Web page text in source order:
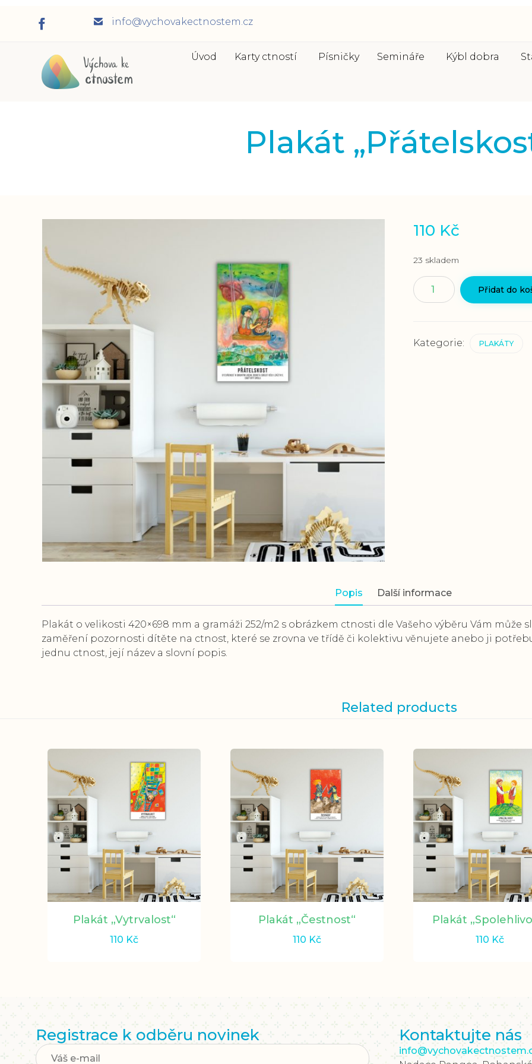
info@vychovakectnostem.cz
Úvod Karty ctností Písničky Semináře Kýbl dobra
Plakát
110 Kč
23 skladem
Plakát
"Přátelskost"
Přidat do
Kategorie: PLAKÁTY
Popis Další informace
Plakát o velikosti 420×698 mm a gramáži 252/m2 s obrázkem ctnosti dle Vašeho výběru Vám
zaměření pozornosti dítěte na ctnost, které se zrovna ve třídě či kolektivu věnujete anebo ji
jednu ctnost, její název a slovní popis.
Related products
Plakát „Vytrvalost“
110 Kč
Plakát „Čestnost“
110 Kč
Plakát
110 Kč
Registrace k odběru novinek Kontaktujte nás